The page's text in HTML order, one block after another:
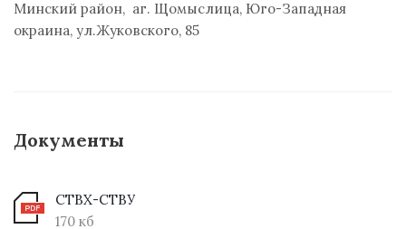
Минский район, аг. Щомыслица, Юго-Западная
окраина, ул.Жуковского, 85
Документы
СТВХ-СТВУ
170 кб